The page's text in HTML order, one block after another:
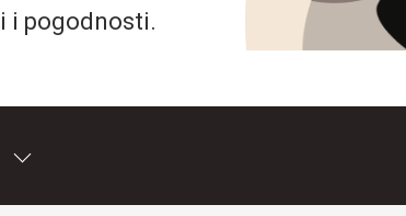
i pogodnosti.